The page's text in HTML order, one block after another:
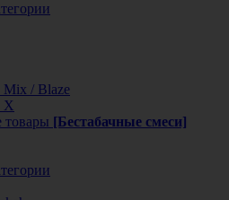
Mix / Blaze
X
товары [Бестабачные смеси]